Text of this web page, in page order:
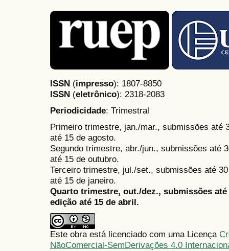
ISSN (impresso): 1807-8850
ISSN (eletrônico): 2318-2083
Periodicidade: Trimestral
Primeiro trimestre, jan./mar., submissões até
até 15 de agosto.
Segundo trimestre, abr./jun., submissões até
até 15 de outubro.
Terceiro trimestre, jul./set., submissões até
até 15 de janeiro.
Quarto trimestre, out./dez., submissões
edição até 15 de abril.
Este obra está licenciado com uma Licença
NãoComercial-SemDerivações 4.0